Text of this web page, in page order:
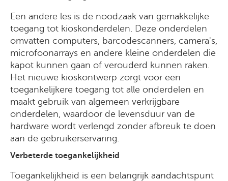
Een andere les is de noodzaak van gemakkelijke
toegang tot kioskonderdelen. Deze onderdelen
omvatten computers, barcodescanners, camera's,
microfoonarrays en andere kleine onderdelen die
kapot kunnen gaan of verouderd kunnen raken.
Het nieuwe kioskontwerp zorgt voor een
toegankelijkere toegang tot alle onderdelen en
maakt gebruik van algemeen verkrijgbare
onderdelen, waardoor de levensduur van de
hardware wordt verlengd zonder afbreuk te doen
aan de gebruikerservaring.
Verbeterde toegankelijkheid
Toegankelijkheid is een belangrijk aandachtspunt